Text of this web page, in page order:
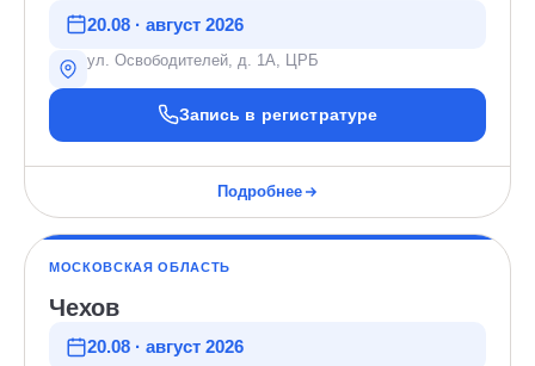
20.08 · август 2026
ул. Освободителей, д. 1А, ЦРБ
Запись в регистратуре
Подробнее
МОСКОВСКАЯ ОБЛАСТЬ
Чехов
20.08 · август 2026